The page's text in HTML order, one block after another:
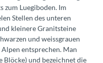
zum Luegiboden. Im
Stellen des unteren
kleinere Granitsteine
und weissgrauen
entsprechen. Man
Blöcke) und bezeichnet die